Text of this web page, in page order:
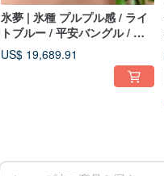
氷夢 | 氷種 プルプル感 / ライ
トブルー / 平安バングル / 手
首周り18 | 天然A貨翡翠バン
グル
US$ 19,689.91